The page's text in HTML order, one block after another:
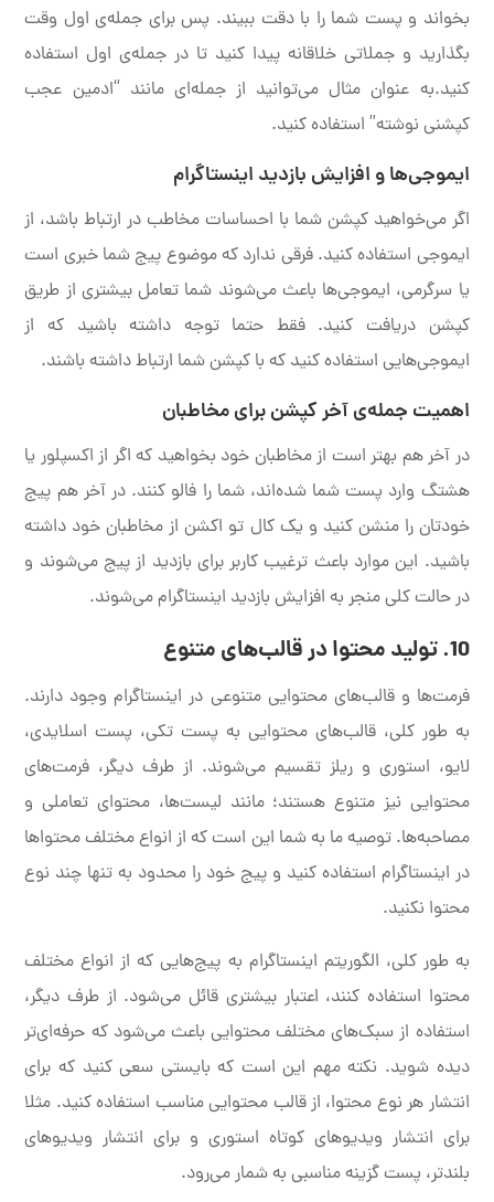
بخواند و پست شما را با دقت ببیند. پس برای جمله‌ی اول وقت
بگذارید و جملاتی خلاقانه پیدا کنید تا در جمله‌ی اول استفاده
کنید.به عنوان مثال می‌توانید از جمله‌ای مانند “ادمین عجب
کپشنی نوشته” استفاده کنید.
ایموجی‌ها و افزایش بازدید اینستاگرام
اگر می‌خواهید کپشن شما با احساسات مخاطب در ارتباط باشد، از
ایموجی استفاده کنید. فرقی ندارد که موضوع پیج شما خبری است
یا سرگرمی، ایموجی‌ها باعث می‌شوند شما تعامل بیشتری از طریق
کپشن دریافت کنید. فقط حتما توجه داشته باشید که از
ایموجی‌هایی استفاده کنید که با کپشن شما ارتباط داشته باشند.
اهمیت جمله‌ی آخر کپشن برای مخاطبان
در آخر هم بهتر است از مخاطبان خود بخواهید که اگر از اکسپلور یا
هشتگ وارد پست شما شده‌اند، شما را فالو کنند. در آخر هم پیج
خودتان را منشن کنید و یک کال تو اکشن از مخاطبان خود داشته
باشید. این موارد باعث ترغیب کاربر برای بازدید از پیج می‌شوند و
در حالت کلی منجر به افزایش بازدید اینستاگرام می‌شوند.
10. تولید محتوا در قالب‌های متنوع
فرمت‌ها و قالب‌های محتوایی متنوعی در اینستاگرام وجود دارند.
به طور کلی، قالب‌های محتوایی به پست تکی، پست اسلایدی،
لایو، استوری و ریلز تقسیم می‌شوند. از طرف دیگر، فرمت‌های
محتوایی نیز متنوع هستند؛ مانند لیست‌ها، محتوای تعاملی و
مصاحبه‌ها. توصیه ما به شما این است که از انواع مختلف محتواها
در اینستاگرام استفاده کنید و پیج خود را محدود به تنها چند نوع
محتوا نکنید.
به طور کلی، الگوریتم اینستاگرام به پیج‌هایی که از انواع مختلف
محتوا استفاده کنند، اعتبار بیشتری قائل می‌شود. از طرف دیگر،
استفاده از سبک‌های مختلف محتوایی باعث می‌شود که حرفه‌ای‌تر
دیده شوید. نکته مهم این است که بایستی سعی کنید که برای
انتشار هر نوع محتوا، از قالب محتوایی مناسب استفاده کنید. مثلا
برای انتشار ویدیوهای کوتاه استوری و برای انتشار ویدیوهای
بلندتر، پست گزینه مناسبی به شمار می‌رود.